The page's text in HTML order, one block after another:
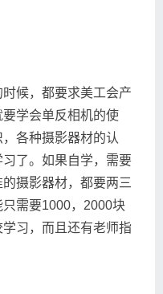
候，都要求美工会产
学会单反相机的使
各种摄影器材的认
了。如果自学，需要
摄影器材，都要两三
需要1000，2000块
习，而且还有老师指